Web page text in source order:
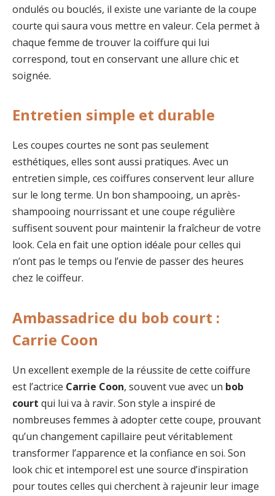
ondulés ou bouclés, il existe une variante de la coupe
courte qui saura vous mettre en valeur. Cela permet à
chaque femme de trouver la coiffure qui lui
correspond, tout en conservant une allure chic et
soignée.
Entretien simple et durable
Les coupes courtes ne sont pas seulement
esthétiques, elles sont aussi pratiques. Avec un
entretien simple, ces coiffures conservent leur allure
sur le long terme. Un bon shampooing, un après-
shampooing nourrissant et une coupe régulière
suffisent souvent pour maintenir la fraîcheur de votre
look. Cela en fait une option idéale pour celles qui
n’ont pas le temps ou l’envie de passer des heures
chez le coiffeur.
Ambassadrice du bob court :
Carrie Coon
Un excellent exemple de la réussite de cette coiffure
est l’actrice Carrie Coon, souvent vue avec un bob
court qui lui va à ravir. Son style a inspiré de
nombreuses femmes à adopter cette coupe, prouvant
qu’un changement capillaire peut véritablement
transformer l’apparence et la confiance en soi. Son
look chic et intemporel est une source d’inspiration
pour toutes celles qui cherchent à rajeunir leur image